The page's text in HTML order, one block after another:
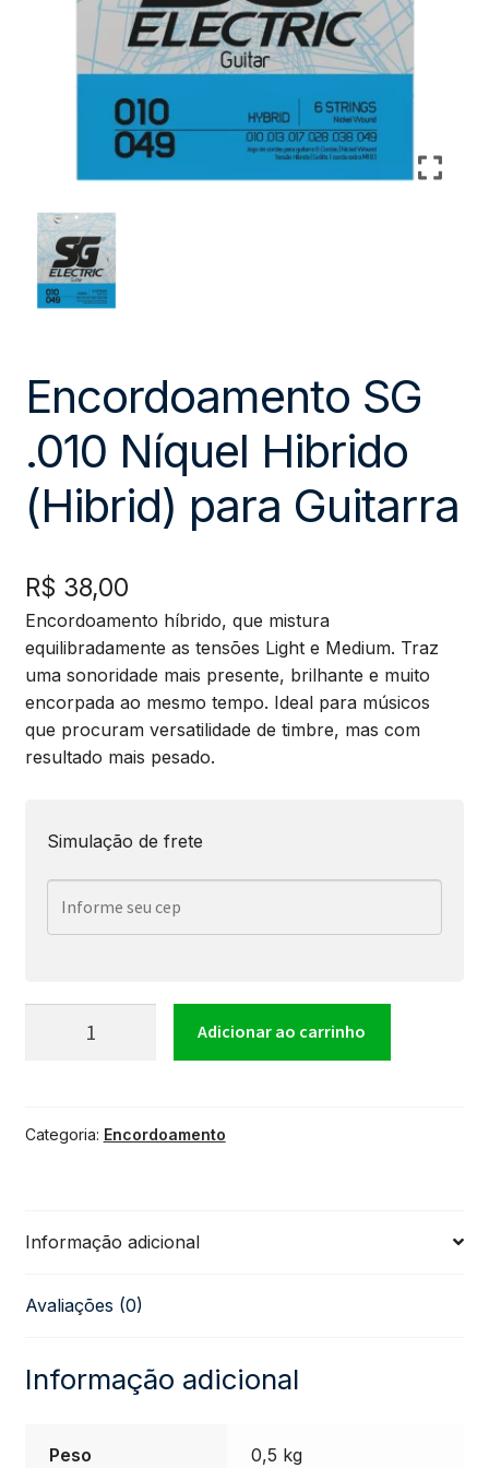
Encordoamento SG
.010 Níquel Hibrido
(Hibrid) para Guitarra
R$ 38,00
Encordoamento híbrido, que mistura
equilibradamente as tensões Light e Medium. Traz
uma sonoridade mais presente, brilhante e muito
encorpada ao mesmo tempo. Ideal para músicos
que procuram versatilidade de timbre, mas com
resultado mais pesado.
Simulação de frete
Encordoamento
.010
Hibrido
(Hibrid)
para
Adicionar ao carrinho
Categoria: Encordoamento
Informação adicional
Avaliações (0)
Informação adicional
Peso 0,5 kg